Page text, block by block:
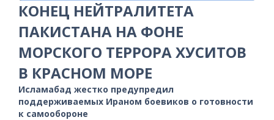
КОНЕЦ НЕЙТРАЛИТЕТА
ПАКИСТАНА НА ФОНЕ
МОРСКОГО ТЕРРОРА ХУСИТОВ
В КРАСНОМ МОРЕ
Исламабад жестко предупредил
поддерживаемых Ираном боевиков о готовности
к самообороне